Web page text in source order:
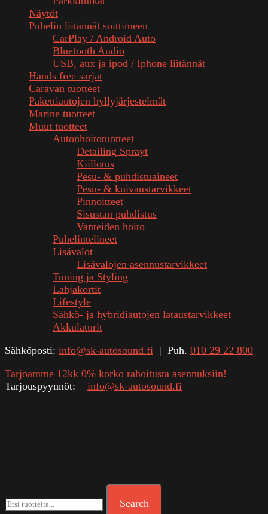
Näytöt
Puhelin liitännät soittimeen
CarPlay / Android Auto
Bluetooth Audio
USB, aux ja ipod / Iphone liitännät
Hands free sarjat
Caravan tuotteet
Pakettiautojen hyllyjärjestelmät
Marine tuotteet
Muut tuotteet
Autonhoitotuotteet
Detailing Sprayt
Kiillotus
Pesu- & puhdistuaineet
Pesu- & kuivaustarvikkeet
Pinnoitteet
Sisustan puhdistus
Vanteiden hoito
Puhelintelineet
Lisävalot
Lisävalojen asennustarvikkeet
Tuning ja Styling
Lahjakortit
Lifestyle
Sähkö- ja hybridiautojen lataustarvikkeet
Akkulaturit
Sähköposti: info@sk-autosound.fi | Puh. 010 29 22 800
Tarjoamme 12kk 0% korko rahoitusta asennuksiin!
Tarjouspyynnöt:
info@sk-autosound.fi
Search